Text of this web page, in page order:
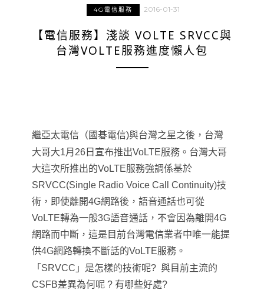
4G電信服務 2016-01-31
【電信服務】淺談 VOLTE SRVCC與
台灣VOLTE服務進度懶人包
繼亞太電信（國碁電信)與台灣之星之後，台灣
大哥大1月26日宣布推出VoLTE服務 。 台灣大哥
大這次所推出的VoLTE服務強調係基於
SRVCC(Single Radio Voice Call Continuity)技
術，即使離開4G網路後，語音通話也可從
VoLTE轉為一般3G語音通話，不會因為離開4G
網路而中斷，這是目前台灣電信業者中唯一能提
供4G網路轉換不斷話的VoLTE服務。
「 SRVCC 」 是怎樣的技術呢? 與目前主流的
CSFB差異為何呢 ? 有哪些好處?